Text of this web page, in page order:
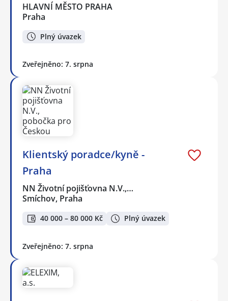
HLAVNÍ MĚSTO PRAHA
Praha
Plný úvazek
Zveřejněno: 7. srpna
Klientský poradce/kyně -
Praha
NN Životní pojišťovna N.V.,…
Smíchov, Praha
40 000 – 80 000 Kč Plný úvazek
Zveřejněno: 7. srpna